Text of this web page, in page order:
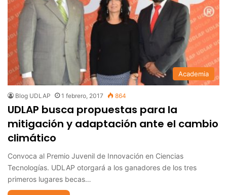
Academia
Blog UDLAP 1 febrero, 2017 864
UDLAP busca propuestas para la
mitigación y adaptación ante el cambio
climático
Convoca al Premio Juvenil de Innovación en Ciencias
Tecnologías. UDLAP otorgará a los ganadores de los tres
primeros lugares becas…